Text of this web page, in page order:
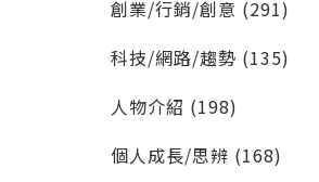
創業/行銷/創意 (291)
科技/網路/趨勢 (135)
人物介紹 (198)
個人成長/思辨 (168)